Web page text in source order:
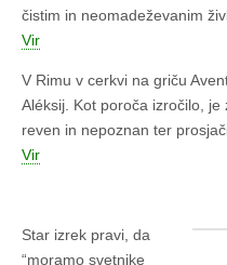
čistim in neomadeževanim
Vir
V Rimu v cerkvi na griču
Aléksĳ. Kot poroča izročilo,
reven in nepoznan ter
Vir
Star izrek pravi, da
“moramo svetnike